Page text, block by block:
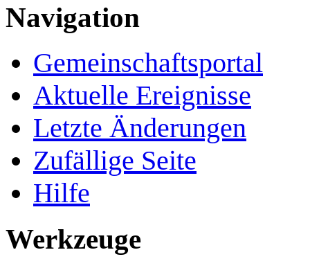
Navigation
Gemeinschafts­portal
Aktuelle Ereignisse
Letzte Änderungen
Zufällige Seite
Hilfe
Werkzeuge